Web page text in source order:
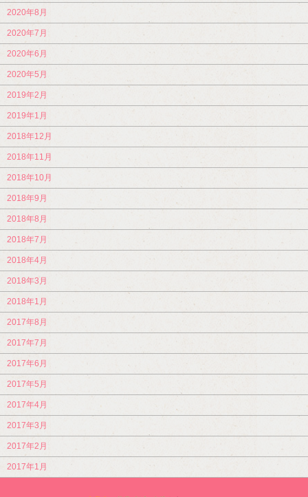
2020年8月
2020年7月
2020年6月
2020年5月
2019年2月
2019年1月
2018年12月
2018年11月
2018年10月
2018年9月
2018年8月
2018年7月
2018年4月
2018年3月
2018年1月
2017年8月
2017年7月
2017年6月
2017年5月
2017年4月
2017年3月
2017年2月
2017年1月